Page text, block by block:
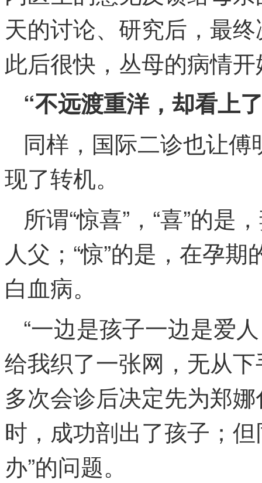
天的讨论、研究后，最
此后很快，丛母的病情
“不远渡重洋，却看上
同样，国际二诊也让傅
现了转机。
所谓“惊喜”，“喜”的是
人父；“惊”的是，在孕
白血病。
“一边是孩子一边是爱
给我织了一张网，无从
多次会诊后决定先为郑
时，成功剖出了孩子；
办”的问题。